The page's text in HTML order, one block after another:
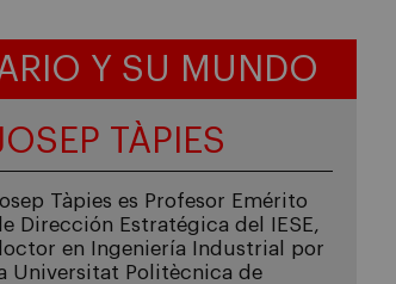
Y SU MUNDO
TÀPIES
Tàpies es Profesor Emérito
Dirección Estratégica del IESE,
en Ingeniería Industrial por
Universitat Politècnica de